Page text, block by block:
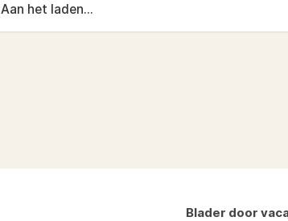
Aan het laden...
Blader door